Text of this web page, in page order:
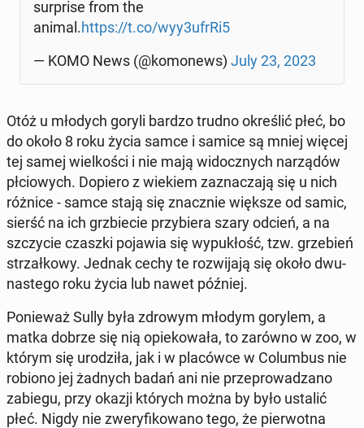
sur­pri­se from the
animal.https://t.co/wyy3ufrRi5
— KOMO News (@ko­mo­news) July 23, 2023
Otóż u młodych goryli bardzo trudno okre­ślić płeć, bo
do około 8 roku życia samce i samice są mniej więcej
tej samej wiel­ko­ści i nie mają wi­docz­nych na­rzą­dów
płcio­wych. Dopiero z wiekiem za­zna­cza­ją się u nich
różnice - samce stają się znacz­nie większe od samic,
sierść na ich grzbie­cie przy­bie­ra szary odcień, a na
szczy­cie czaszki pojawia się wy­pu­kłość, tzw. grze­bień
strzał­ko­wy. Jednak cechy te roz­wi­ja­ją się około dwu­
na­ste­go roku życia lub nawet później.
Po­nie­waż Sully była zdrowym młodym gorylem, a
matka dobrze się nią opie­ko­wa­ła, to zarówno w zoo, w
którym się uro­dzi­ła, jak i w pla­ców­ce w Co­lum­bus nie
robiono jej żadnych badań ani nie prze­pro­wa­dza­no
zabiegu, przy okazji których można by było ustalić
płeć. Nigdy nie zwe­ry­fi­ko­wa­no tego, że pier­wot­na